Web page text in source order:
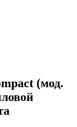
(мод.